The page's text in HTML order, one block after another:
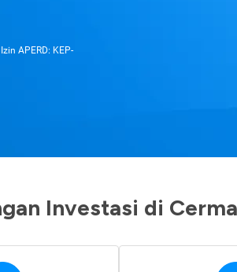
APERD: KEP-
Investasi di